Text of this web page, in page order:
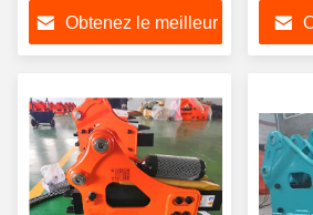
plage de débit fiable
Obtenez le meilleur